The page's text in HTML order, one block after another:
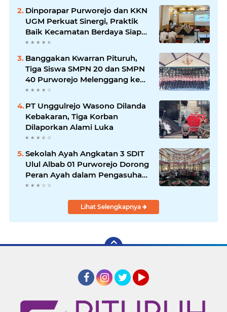
Dinporapar Purworejo dan KKN
UGM Perkuat Sinergi, Praktik
Baik Kecamatan Berdaya Siap
Direplikasi
Banggakan Kwarran Pituruh,
Tiga Siswa SMPN 20 dan SMPN
40 Purworejo Melenggang ke
Jamnas Cibubur
PT Unggulrejo Wasono Dilanda
Kebakaran, Tiga Korban
Dilaporkan Alami Luka
Sekolah Ayah Angkatan 3 SDIT
Ulul Albab 01 Purworejo Dorong
Peran Ayah dalam Pengasuhan
Anak
Lihat Selengkapnya